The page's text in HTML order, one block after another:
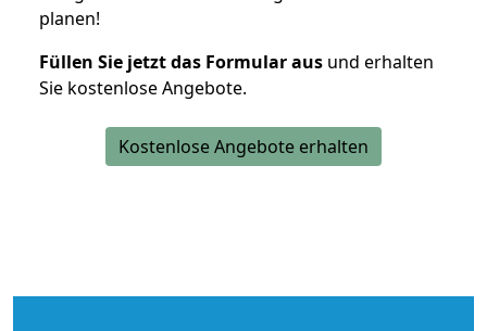
planen!
Füllen Sie jetzt das Formular aus und erhalten
Sie kostenlose Angebote.
Kostenlose Angebote erhalten